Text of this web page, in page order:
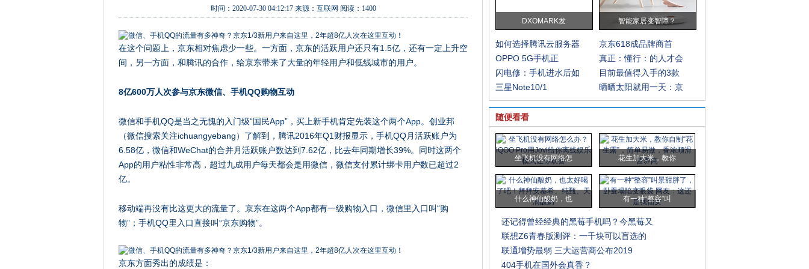
时间： 2020-07-30 04:12:17来源： 互联网 阅读：1400
在这个问题上，京东相对焦虑少一些。一方面，京东的活跃用户还只有1.5亿，还有一定上升空
间，另一方面，和腾讯的合作，给京东带来了大量的年轻用户和低线城市的用户。
8亿600万人次参与京东微信、手机QQ购物互动
微信和手机QQ是当之无愧的入门级“国民App”，买上新手机肯定先装这个两个App。创业邦
（微信搜索关注ichuangyebang）了解到，腾讯2016年Q1财报显示，手机QQ月活跃账户为
6.58亿，微信和WeChat的合并月活跃账户数达到7.62亿，比去年同期增长39%。同时这两个
App的用户粘性非常高，超过九成用户每天都会是用微信，微信支付累计绑卡用户数已超过2
亿。
移动端再没有比这更大的流量了。京东在这两个App都有一级购物入口，微信里入口叫“购
物”；手机QQ里入口直接叫“京东购物”。
京东方面秀出的成绩是：
DXOMARK发 智能家居变智障？
如何选择腾讯云服务器
京东618成品牌商首
OPPO 5G手机正
真正：懂行：的人才会
闪电修：手机进水后如
目前最值得入手的3款
三星Note10/1
晒晒太阳就用一天：京
随便看看
坐飞机没有网络怎 花生加大米，教你
什么神仙酸奶，也 有一种“整容”叫
还记得曾经经典的黑莓手机吗？今黑莓又
联想Z6青春版测评：一千块可以盲选的
联通增势最弱 三大运营商公布2019
404手机在国外会真香？